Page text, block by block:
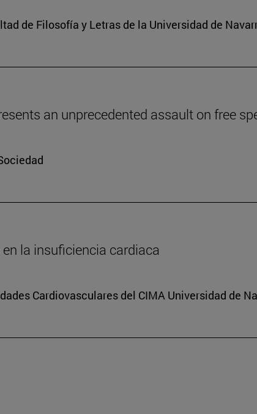
de Filosofía y Letras de la Universidad de
an unprecedented assault on free
la insuficiencia cardiaca
Cardiovasculares del CIMA Universidad de